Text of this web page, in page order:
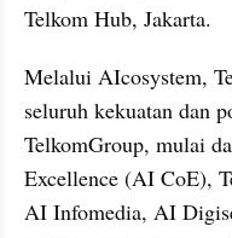
Telkom Hub, Jakarta.
Melalui AIcosystem,
seluruh kekuatan dan
TelkomGroup, mulai
Excellence (AI CoE),
AI Infomedia, AI